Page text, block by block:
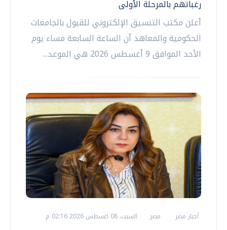
رغباتهم بالمرحلة الأولى
أعلن مكتب التنسيق الإلكتروني للقبول بالجامعات
الحكومية والمعاهد أن الساعة السابعة مساء يوم
الأحد الموافق 9 أغسطس 2026 هي الموعد...
أخبار مصر مصر السبت، 08 اغسطس 2026 02:16 م